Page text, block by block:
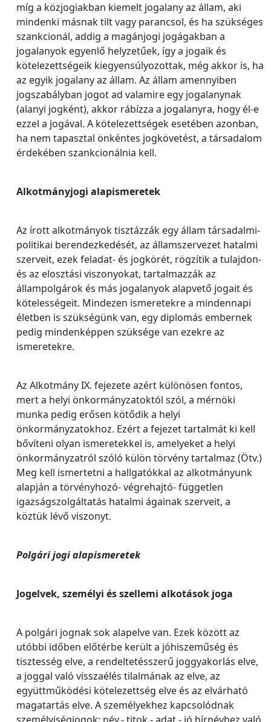
míg a közjogiakban kiemelt jogalany az állam, aki
mindenki másnak tilt vagy parancsol, és ha szükséges
szankcionál, addig a magánjogi jogágakban a
jogalanyok egyenlő helyzetűek, így a jogaik és
kötelezettségeik kiegyensúlyozottak, még akkor is, ha
az egyik jogalany az állam. Az állam amennyiben
jogszabályban jogot ad valamire egy jogalanynak
(alanyi jogként), akkor rábízza a jogalanyra, hogy él-e
ezzel a jogával. A kötelezettségek esetében azonban,
ha nem tapasztal önkéntes jogkövetést, a társadalom
érdekében szankcionálnia kell.
Alkotmányjogi alapismeretek
Az írott alkotmányok tisztázzák egy állam társadalmi-
politikai berendezkedését, az államszervezet hatalmi
szerveit, ezek feladat- és jogkörét, rögzítik a tulajdon-
és az elosztási viszonyokat, tartalmazzák az
állampolgárok és más jogalanyok alapvető jogait és
kötelességeit. Mindezen ismeretekre a mindennapi
életben is szükségünk van, egy diplomás embernek
pedig mindenképpen szüksége van ezekre az
ismeretekre.
Az Alkotmány IX. fejezete azért különösen fontos,
mert a helyi önkormányzatoktól szól, a mérnöki
munka pedig erősen kötődik a helyi
önkormányzatokhoz. Ezért a fejezet tartalmát ki kell
bővíteni olyan ismeretekkel is, amelyeket a helyi
önkormányzatról szóló külön törvény tartalmaz (Ötv.)
Meg kell ismertetni a hallgatókkal az alkotmányunk
alapján a törvényhozó- végrehajtó- független
igazságszolgáltatás hatalmi ágainak szerveit, a
köztük lévő viszonyt.
Polgári jogi alapismeretek
Jogelvek, személyi és szellemi alkotások joga
A polgári jognak sok alapelve van. Ezek között az
utóbbi időben előtérbe került a jóhiszeműség és
tisztesség elve, a rendeltetésszerű joggyakorlás elve,
a joggal való visszaélés tilalmának az elve, az
együttműködési kötelezettség elve és az elvárható
magatartás elve. A személyekhez kapcsolódnak